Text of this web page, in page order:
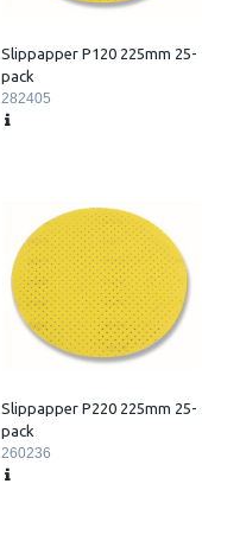
Slippapper P120 225mm 25-
pack
282405
Slippapper P220 225mm 25-
pack
260236